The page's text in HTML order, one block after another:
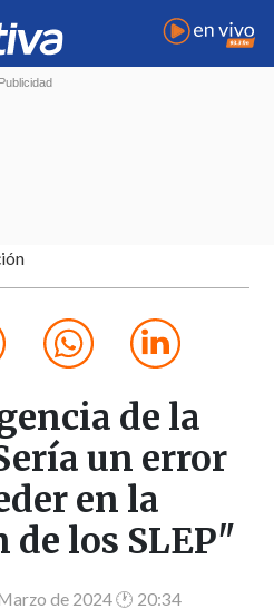
de la
un error
en la
los SLEP"
de 2024 🕐 20:34